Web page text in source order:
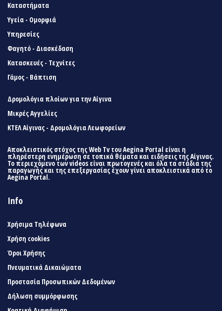
Καταστήματα
Υγεία - Ομορφιά
Υπηρεσίες
Φαγητό - Διασκέδαση
Κατασκευές - Τεχνίτες
Γάμος - Βάπτιση
Δρομολόγια πλοίων για την Αίγινα
Μικρές Αγγελίες
ΚΤΕΛ Αίγινας - Δρομολόγια Λεωφορείων
Αποκλειστικός στόχος της Web Tv του Aegina Portal είναι η
πληρέστερη ενημέρωση σε τοπικά θέματα και ειδήσεις της Αίγινας.
Το περιεχόμενο των videos είναι πρωτογενές και όλα τα στάδια της
παραγωγής και της επεξεργασίας έχουν γίνει αποκλειστικά από το
Aegina Portal.
Info
Χρήσιμα Τηλέφωνα
Χρήση cookies
Όροι Χρήσης
Πνευματικά Δικαιώματα
Προστασία Προσωπικών Δεδομένων
Δήλωση συμμόρφωσης